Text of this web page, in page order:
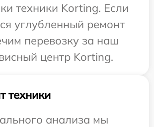
техники Korting. Если
углубленный ремонт
перевозку за наш
центр Korting.
техники
анализа мы